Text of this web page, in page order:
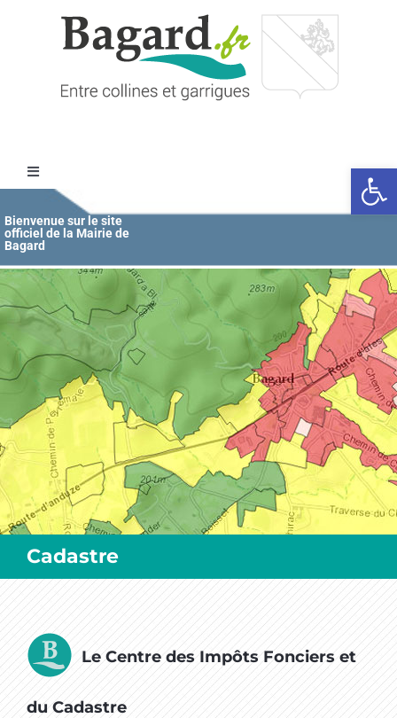
Ouvrir
Toggle
Navigation
Accueil
MAIRIE
ÉDUCATION / JEUNESSE
VIE COMMUNALE
MES SORTIES / MES LOISIRS
Bienvenue sur le site
officiel de la Mairie de
Bagard
Cadastre
Le Centre des Impôts Fonciers et
du Cadastre